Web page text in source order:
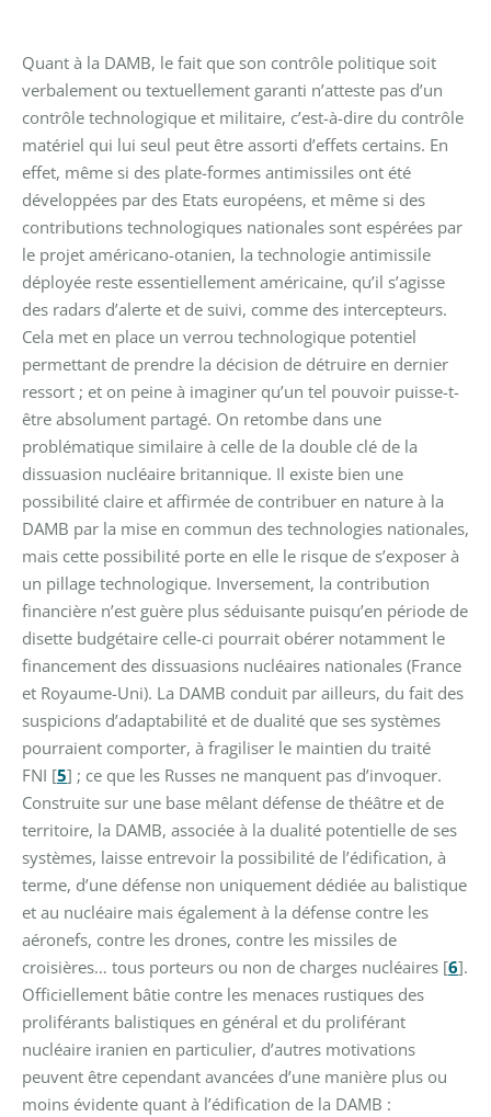
Quant à la DAMB, le fait que son contrôle politique soit
verbalement ou textuellement garanti n’atteste pas d’un
contrôle technologique et militaire, c’est-à-dire du contrôle
matériel qui lui seul peut être assorti d’effets certains. En
effet, même si des plate-formes antimissiles ont été
développées par des Etats européens, et même si des
contributions technologiques nationales sont espérées par
le projet américano-otanien, la technologie antimissile
déployée reste essentiellement américaine, qu’il s’agisse
des radars d’alerte et de suivi, comme des intercepteurs.
Cela met en place un verrou technologique potentiel
permettant de prendre la décision de détruire en dernier
ressort ; et on peine à imaginer qu’un tel pouvoir puisse-t-
être absolument partagé. On retombe dans une
problématique similaire à celle de la double clé de la
dissuasion nucléaire britannique. Il existe bien une
possibilité claire et affirmée de contribuer en nature à la
DAMB par la mise en commun des technologies nationales,
mais cette possibilité porte en elle le risque de s’exposer à
un pillage technologique. Inversement, la contribution
financière n’est guère plus séduisante puisqu’en période de
disette budgétaire celle-ci pourrait obérer notamment le
financement des dissuasions nucléaires nationales (France
et Royaume-Uni). La DAMB conduit par ailleurs, du fait des
suspicions d’adaptabilité et de dualité que ses systèmes
pourraient comporter, à fragiliser le maintien du traité
FNI [5] ; ce que les Russes ne manquent pas d’invoquer.
Construite sur une base mêlant défense de théâtre et de
territoire, la DAMB, associée à la dualité potentielle de ses
systèmes, laisse entrevoir la possibilité de l’édification, à
terme, d’une défense non uniquement dédiée au balistique
et au nucléaire mais également à la défense contre les
aéronefs, contre les drones, contre les missiles de
croisières… tous porteurs ou non de charges nucléaires [6].
Officiellement bâtie contre les menaces rustiques des
proliférants balistiques en général et du proliférant
nucléaire iranien en particulier, d’autres motivations
peuvent être cependant avancées d’une manière plus ou
moins évidente quant à l’édification de la DAMB :